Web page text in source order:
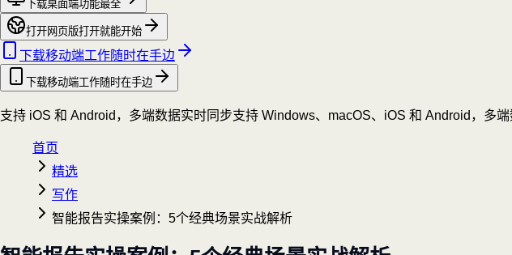
下载桌面端功能最全
打开网页版打开就能开始
下载移动端工作随时在手边
下载移动端工作随时在手边
支持 iOS 和 Android，多端数据实时同步支持 Windows、macOS、iOS 和 Android，多
首页
精选
写作
智能报告实操案例：5个经典场景实战解析